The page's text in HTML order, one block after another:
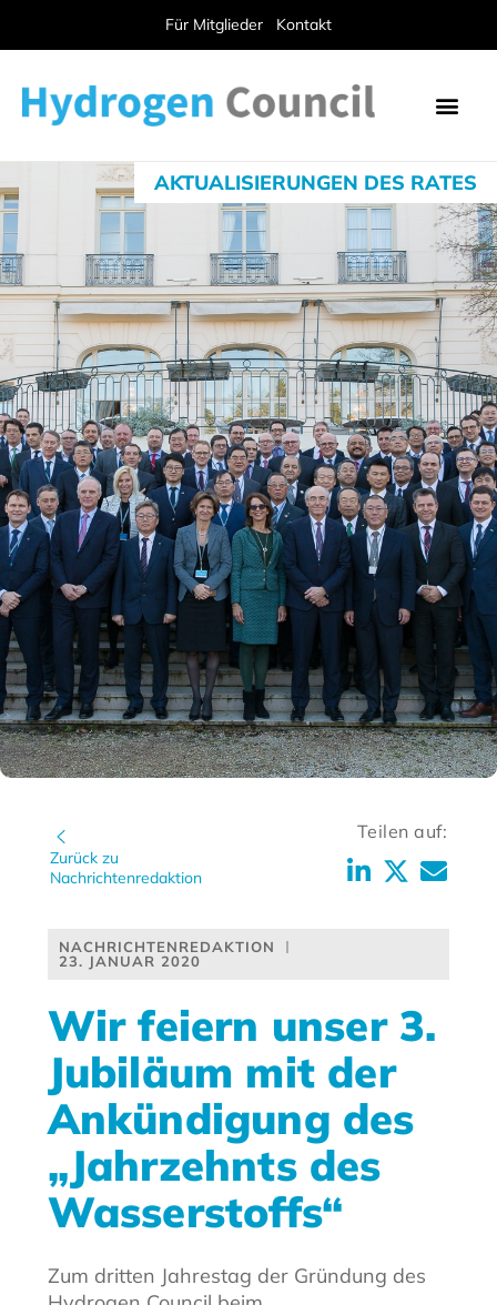
Für Mitglieder Kontakt
AKTUALISIERUNGEN DES RATES
Zurück zu
Nachrichtenredaktion
Teilen auf:
NACHRICHTENREDAKTION
23. JANUAR 2020
Wir feiern unser 3.
Jubiläum mit der
Ankündigung des
„Jahrzehnts des
Wasserstoffs“
Zum dritten Jahrestag der Gründung des